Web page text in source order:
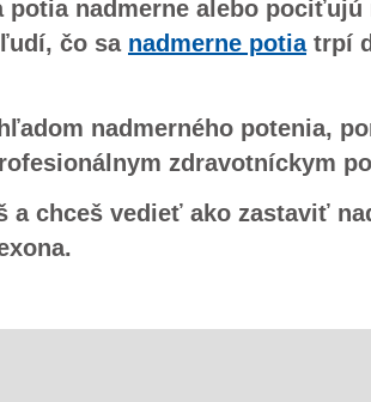
nadmerne alebo pociťujú
čo sa nadmerne potiatrpí
nadmerného potenia,
zdravotníckym
a chceš vedieť ako zastaviť